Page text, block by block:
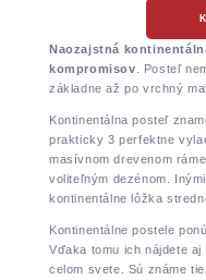
Naozajstná
kompromisov . Posteľ
základne až po vrchný
Kontinentálna posteľ
prakticky 3 perfektne
masívnom drevenom
voliteľným dezénom.
kontinentálne lôžka
Kontinentálne postele
Vďaka tomu ich nájdete
celom svete. Sú známe